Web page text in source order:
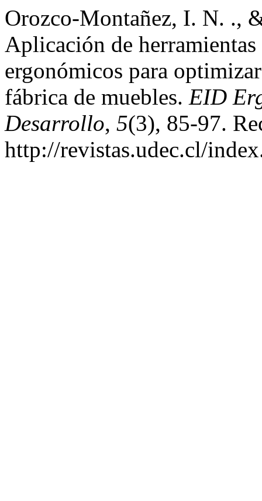
Orozco-Montañez, I. N. .,
Aplicación de
ergonómicos para
fábrica de muebles. EID
Desarrollo, 5(3), 85-97.
http://revistas.udec.cl/